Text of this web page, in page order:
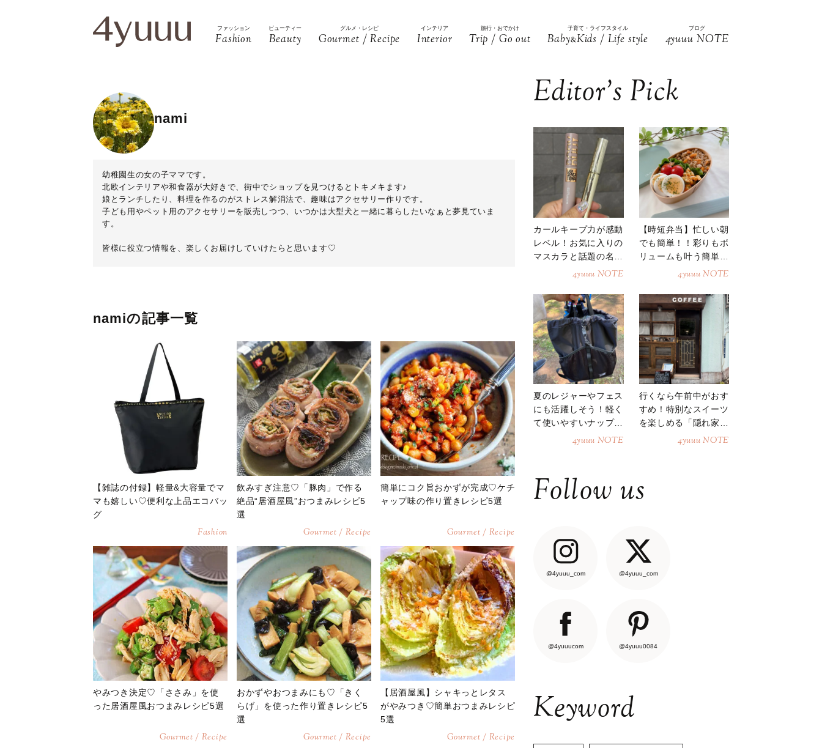
ファッション
Fashion
ビューティー
Beauty
グルメ・レシピ
Gourmet / Recipe
インテリア
Interior
旅行・おでかけ
Trip / Go out
子育て・ライフスタイル
Baby&Kids / Life style
ブログ
4yuuu NOTE
nami
幼稚園生の女の子ママです。
北欧インテリアや和食器が大好きで、街中でショップを見つけるとトキメキます♪
娘とランチしたり、料理を作るのがストレス解消法で、趣味はアクセサリー作りです。
子ども用やペット用のアクセサリーを販売しつつ、いつかは大型犬と一緒に暮らしたいなぁと夢見ていま
す。
皆様に役立つ情報を、楽しくお届けしていけたらと思います♡
namiの記事一覧
【雑誌の付録】軽量&大容量でマ
マも嬉しい♡便利な上品エコバッ
グ
Fashion
飲みすぎ注意♡「豚肉」で作る
絶品“居酒屋風”おつまみレシピ5
選
Gourmet / Recipe
簡単にコク旨おかずが完成♡ケチ
ャップ味の作り置きレシピ5選
Gourmet / Recipe
やみつき決定♡「ささみ」を使
った居酒屋風おつまみレシピ5選
Gourmet / Recipe
おかずやおつまみにも♡「きく
らげ」を使った作り置きレシピ5
選
Gourmet / Recipe
【居酒屋風】シャキっとレタス
がやみつき♡簡単おつまみレシピ
5選
Gourmet / Recipe
Editor’s Pick
カールキープ力が感動
レベル！お気に入りの
マスカラと話題の名品
4yuuu NOTE
【時短弁当】忙しい朝
でも簡単！！彩りもボ
リュームも叶う簡単そ
4yuuu NOTE
夏のレジャーやフェス
にも活躍しそう！軽く
て使いやすいナップサ
4yuuu NOTE
行くなら午前中がおす
すめ！特別なスイーツ
を楽しめる「隠れ家カ
4yuuu NOTE
Follow us
@4yuuu_com @4yuuu_com
@4yuuucom @4yuuu0084
Keyword